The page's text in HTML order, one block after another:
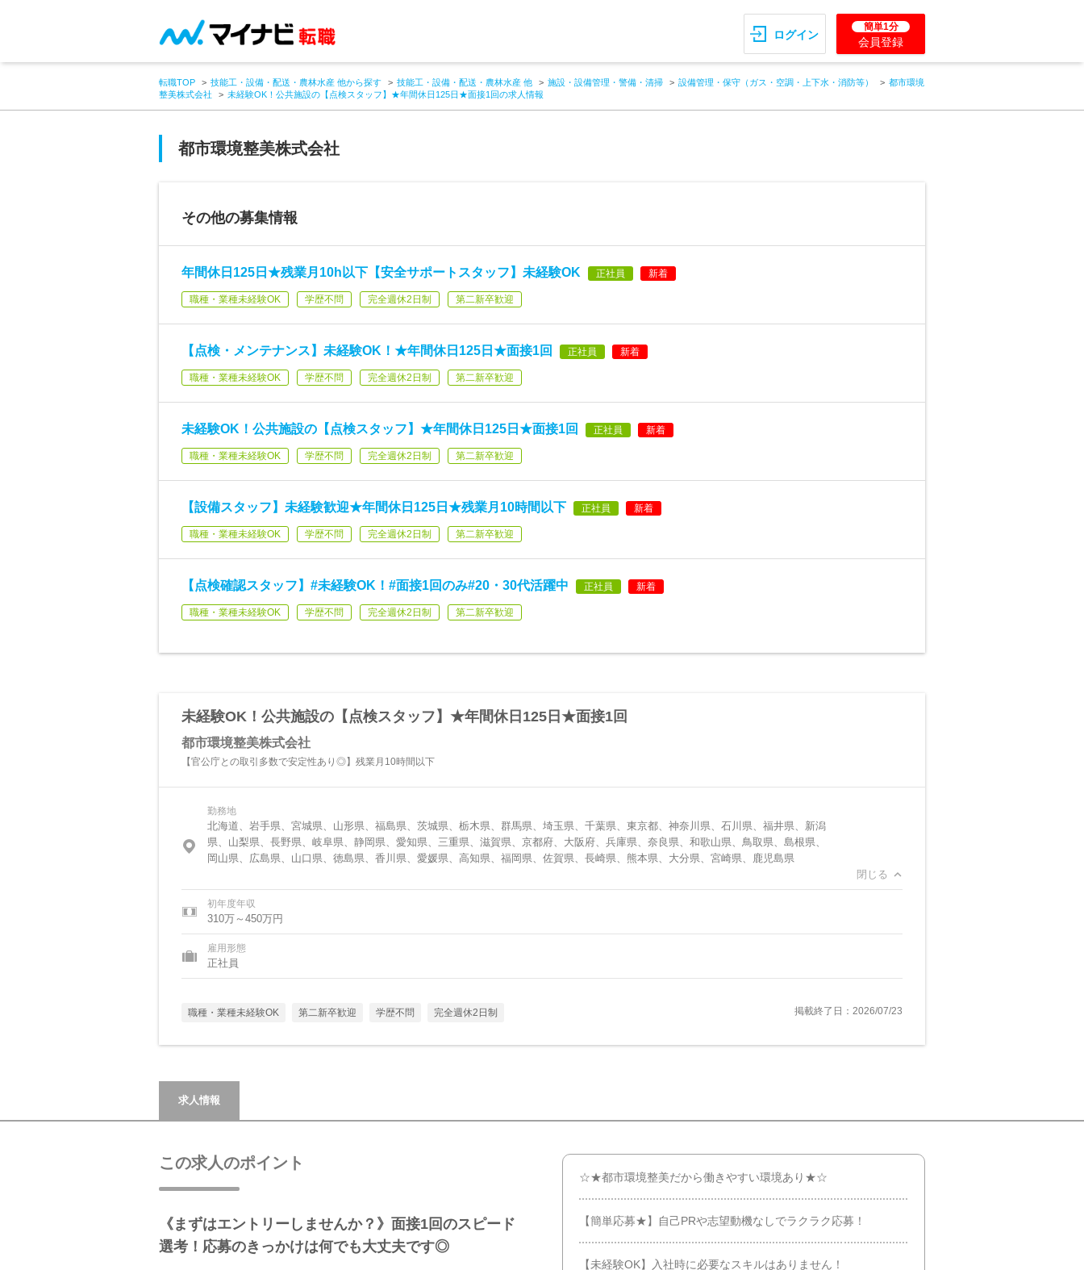
ログイン
簡単1分
会員登録
転職TOP 技能工・設備・配送・農林水産 他から探す 技能工・設備・配送・農林水産 他 施設・設備管理・警備・清掃 設備管理・保守（ガス・空調・上下水・消防等）
都市環境
整美株式会社
未経験OK！公共施設の【点検スタッフ】★年間休日125日★面接1回の求人情報
都市環境整美株式会社
その他の募集情報
年間休日125日★残業月10h以下【安全サポートスタッフ】未経験OK 正社員 新着
職種・業種未経験OK 学歴不問 完全週休2日制 第二新卒歓迎
【点検・メンテナンス】未経験OK！★年間休日125日★面接1回 正社員 新着
職種・業種未経験OK 学歴不問 完全週休2日制 第二新卒歓迎
未経験OK！公共施設の【点検スタッフ】★年間休日125日★面接1回 正社員 新着
職種・業種未経験OK 学歴不問 完全週休2日制 第二新卒歓迎
【設備スタッフ】未経験歓迎★年間休日125日★残業月10時間以下 正社員 新着
職種・業種未経験OK 学歴不問 完全週休2日制 第二新卒歓迎
【点検確認スタッフ】#未経験OK！#面接1回のみ#20・30代活躍中 正社員 新着
職種・業種未経験OK 学歴不問 完全週休2日制 第二新卒歓迎
未経験OK！公共施設の【点検スタッフ】★年間休日125日★面接1回
都市環境整美株式会社
【官公庁との取引多数で安定性あり◎】残業月10時間以下
勤務地
北海道、岩手県、宮城県、山形県、福島県、茨城県、栃木県、群馬県、埼玉県、千葉県、東京都、神奈川県、石川県、福井県、新潟
県、山梨県、長野県、岐阜県、静岡県、愛知県、三重県、滋賀県、京都府、大阪府、兵庫県、奈良県、和歌山県、鳥取県、島根県、
岡山県、広島県、山口県、徳島県、香川県、愛媛県、高知県、福岡県、佐賀県、長崎県、熊本県、大分県、宮崎県、鹿児島県
閉じる
初年度年収
310万～450万円
雇用形態
正社員
職種・業種未経験OK 第二新卒歓迎 学歴不問 完全週休2日制 掲載終了日：2026/07/23
求人情報
この求人のポイント
《まずはエントリーしませんか？》面接1回のスピード
選考！応募のきっかけは何でも大丈夫です◎
☆★都市環境整美だから働きやすい環境あり★☆
【簡単応募★】自己PRや志望動機なしでラクラク応募！
【未経験OK】入社時に必要なスキルはありません！